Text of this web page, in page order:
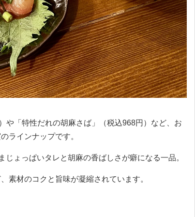
や「特性だれの胡麻さば」（税込968円）など、お
ラインナップです。
じょっぱいタレと胡麻の香ばしさが癖になる一品。
素材のコクと旨味が凝縮されています。